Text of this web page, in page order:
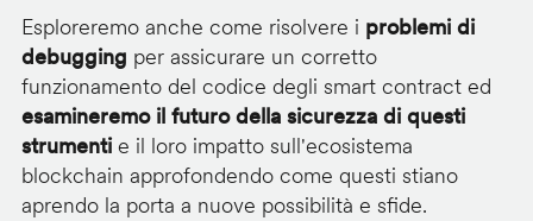
Esploreremo anche come risolvere i problemi di
debugging per assicurare un corretto
funzionamento del codice degli smart contract ed
esamineremo il futuro della sicurezza di questi
strumentie il loro impatto sull'ecosistema
blockchain approfondendo come questi stiano
aprendo la porta a nuove possibilità e sfide.